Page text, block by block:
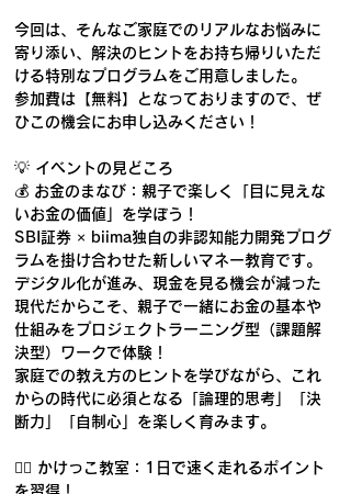
今回は、そんなご家庭でのリアルなお悩みに
寄り添い、解決のヒントをお持ち帰りいただ
ける特別なプログラムをご用意しました。
参加費は【無料】となっておりますので、ぜ
ひこの機会にお申し込みください！
💡 イベントの見どころ
💰 お金のまなび：親子で楽しく「目に見えな
いお金の価値」を学ぼう！
SBI証券 × biima独自の非認知能力開発プログ
ラムを掛け合わせた新しいマネー教育です。
デジタル化が進み、現金を見る機会が減った
現代だからこそ、親子で一緒にお金の基本や
仕組みをプロジェクトラーニング型（課題解
決型）ワークで体験！
家庭での教え方のヒントを学びながら、これ
からの時代に必須となる「論理的思考」「決
断力」「自制心」を楽しく育みます。
🏃‍♂️ かけっこ教室：1日で速く走れるポイント
を習得！